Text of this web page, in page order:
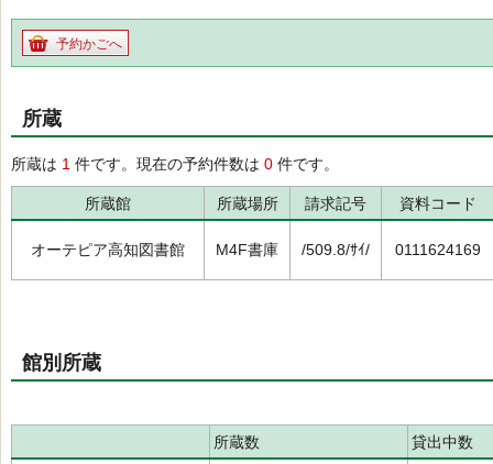
予約かごへ
所蔵
所蔵は 1 件です。現在の予約件数は 0 件です。
所蔵館 所蔵場所 請求記号 資料コード
オーテピア高知図書館 M4F書庫 /509.8/ｻｲ/ 0111624169
館別所蔵
所蔵数
貸出中数